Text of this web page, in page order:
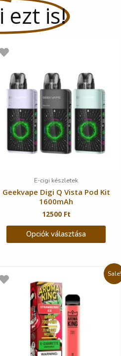
ezt is!
E-cigi készletek
Geekvape Digi Q Vista Pod Kit
1600mAh
12500 Ft
Opciók választása
Sale!